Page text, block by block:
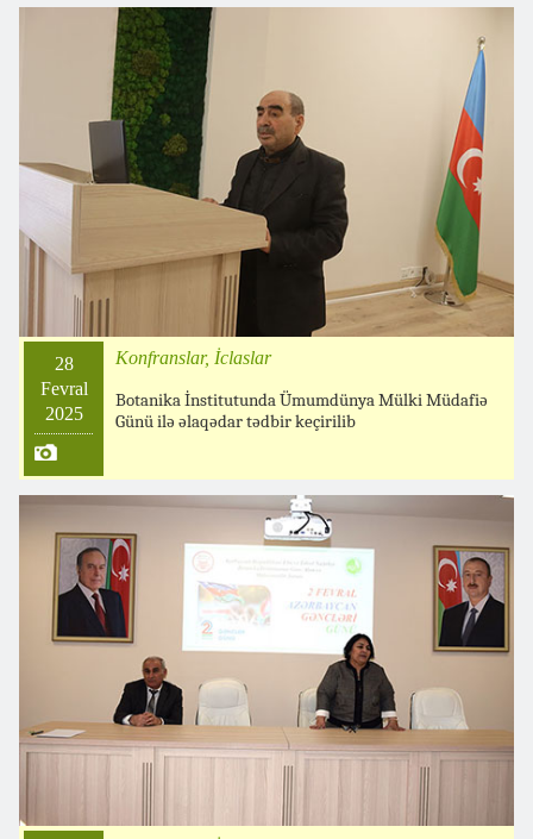
28
Fevral
2025
Konfranslar, İclaslar
Botanika İnstitutunda Ümumdünya Mülki Müdafiə
Günü ilə əlaqədar tədbir keçirilib